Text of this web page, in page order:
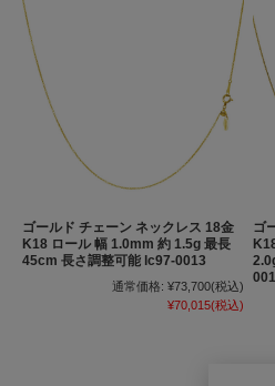
ゴールド チェーン ネックレス 18金
K18 ロール 幅 1.0mm 約 1.5g 最長
45cm 長さ調整可能 lc97-0013
通常価格: ¥73,700(税込)
¥70,015(税込)
ゴ